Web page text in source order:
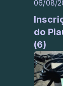
06/08/
do
(6)